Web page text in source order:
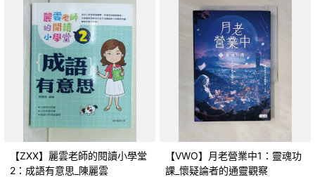
【ZXX】麗雲老師的閱讀小學堂
2：成語有意思_陳麗雲
【VWO】月老營業中1：靈魂功
課_懷疑論者的通靈觀察